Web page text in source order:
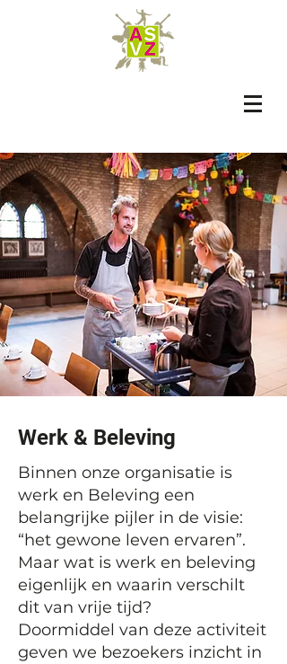
Werk & Beleving
Binnen onze organisatie is
werk en Beleving een
belangrijke pijler in de visie:
“het gewone leven ervaren”.
Maar wat is werk en beleving
eigenlijk en waarin verschilt
dit van vrije tijd?
Doormiddel van deze activiteit
geven we bezoekers inzicht in